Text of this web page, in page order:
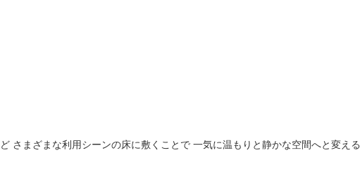
さまざまな利用シーンの床に敷くことで 一気に温もりと静かな空間へと変える